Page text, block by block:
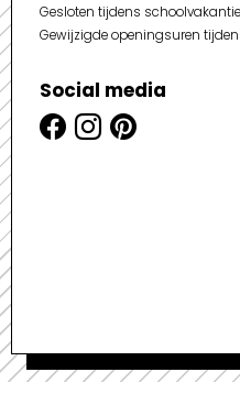
Gesloten tijdens
Gewijzigde openingsuren
Social media